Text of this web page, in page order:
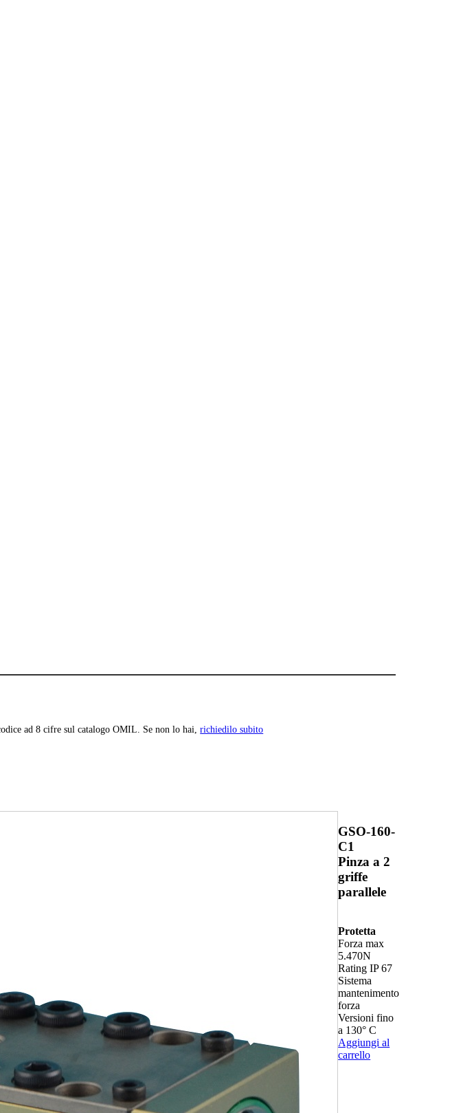
ad 8 cifre sul catalogo OMIL. Se non lo hai,richiedilo subito
GSO-160-
C1
Pinza a 2
griffe
parallele
Protetta
Forza max
5.470N
Rating IP 67
Sistema
mantenimento
forza
Versioni fino
a 130° C
Aggiungi al
carrello